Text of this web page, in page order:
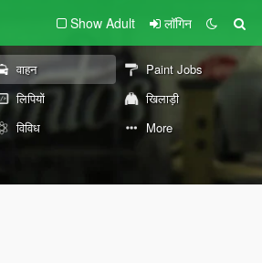
Show Adult लॉगिन
वाहन
Paint Jobs
लिपियों
खिलाड़ी
विविध More